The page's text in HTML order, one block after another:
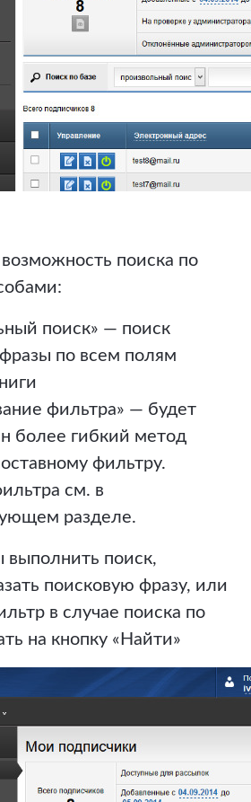
поиска по
поиск» — поиск
по всем полям
фильтра» — будет
более гибкий метод
фильтру.
см. в
разделе.
выполнить поиск,
поисковую фразу, или
в случае поиска по
на кнопку «Найти»